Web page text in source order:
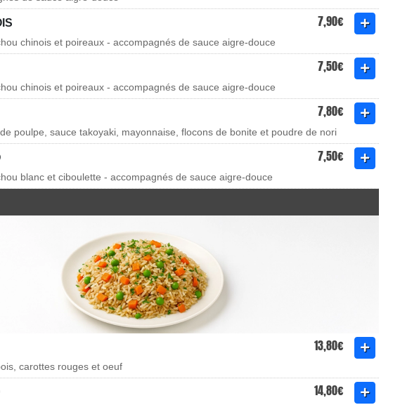
7,90€
chinois et poireaux - accompagnés de sauce aigre-douce
7,50€
chinois et poireaux - accompagnés de sauce aigre-douce
7,80€
poulpe, sauce takoyaki, mayonnaise, flocons de bonite et poudre de nori
7,50€
blanc et ciboulette - accompagnés de sauce aigre-douce
13,80€
carottes rouges et oeuf
14,80€